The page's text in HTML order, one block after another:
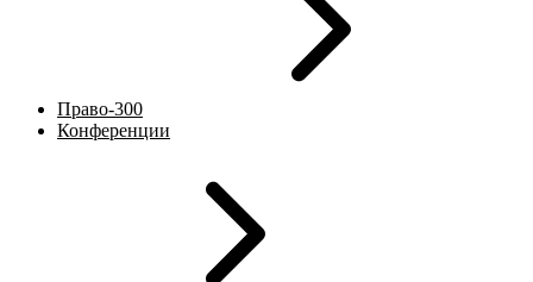
Право-300
Конференции